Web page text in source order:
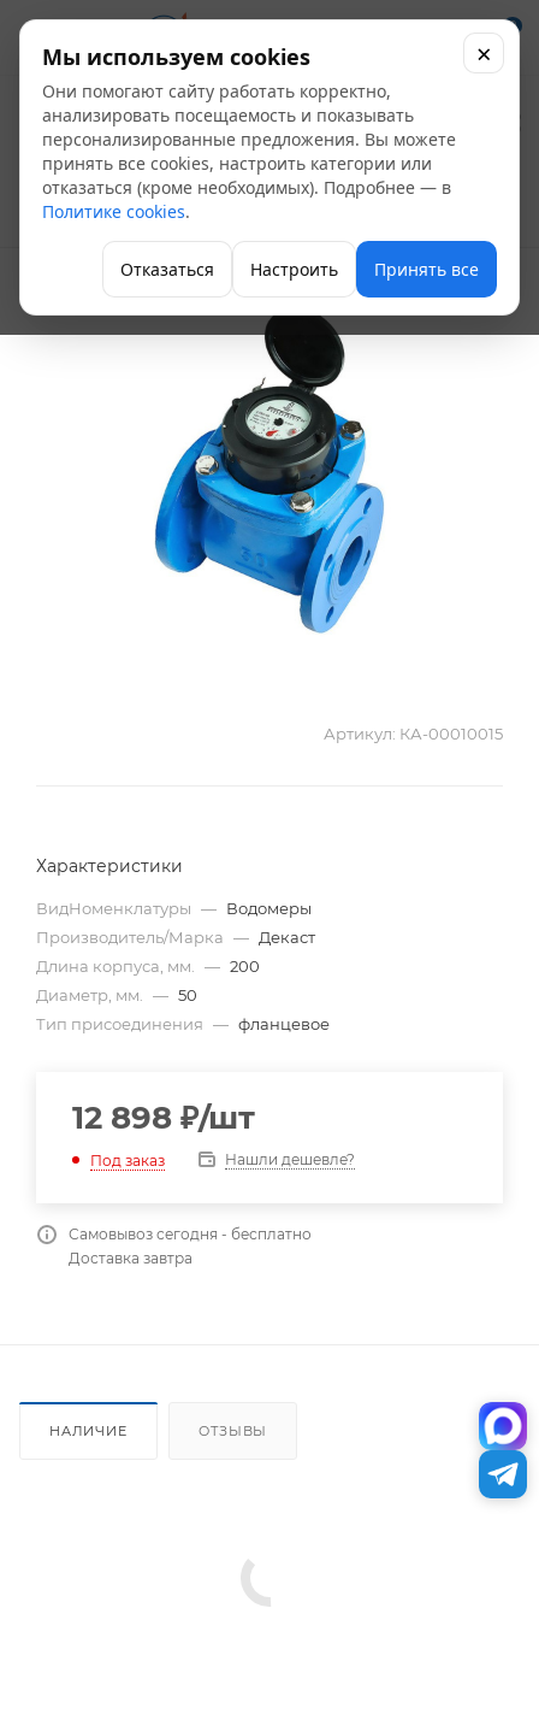
0
Счетчик воды
СТВХ-40
Счетчики воды
Артикул: КА-00010015
Характеристики
ВидНоменклатуры — Водомеры
Производитель/Марка — Декаст
Длина корпуса, мм.
— 200
Диаметр, мм.
— 50
Тип присоединения — фланцевое
12 898 ₽/шт
Под заказ Нашли дешевле?
Самовывоз сегодня - бесплатно
Доставка завтра
НАЛИЧИЕ ОТЗЫВЫ
Мы используем cookies
Они помогают сайту работать корректно,
анализировать посещаемость и показывать
персонализированные предложения. Вы можете
принять все cookies, настроить категории или
отказаться (кроме необходимых). Подробнее — в
Политике cookies.
Отказаться Настроить Принять все
×